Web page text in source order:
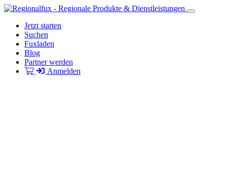
Jetzt starten
Suchen
Fuxladen
Blog
Partner werden
Anmelden